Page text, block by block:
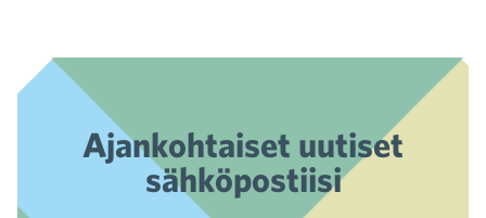
Ajankohtaiset uutiset
sähköpostiisi